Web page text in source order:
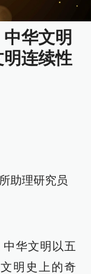
中华文明
明连续性
助理研究员
华文明以五
明史上的奇